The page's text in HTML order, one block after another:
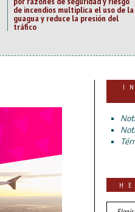
de incendios multiplica el uso de la
guagua y reduce la presión del
tráfico